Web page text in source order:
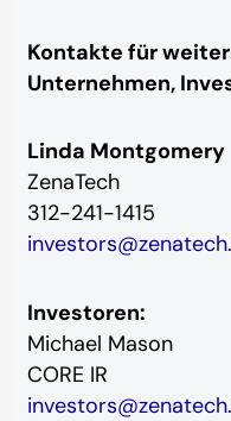
Kontakte für
Unternehmen,
Linda Montgomery
ZenaTech
312-241-1415
Investoren:
Michael Mason
CORE IR